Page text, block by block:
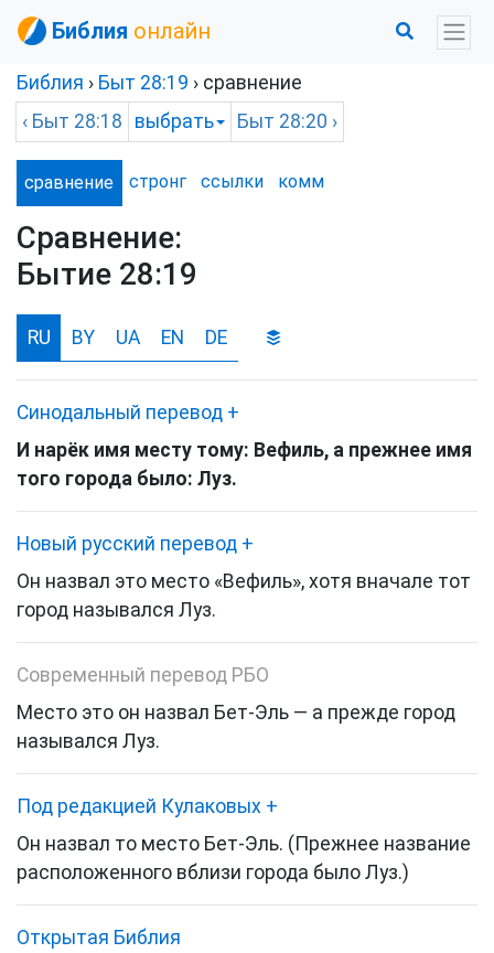
Библия онлайн
Библия › Быт 28:19 › сравнение
‹ Быт 28:18 выбрать Быт 28:20 ›
сравнение стронг ссылки комм
Сравнение:
Бытие 28:19
RU BY UA EN DE
Синодальный перевод +
И нарёк имя месту тому: Вефиль, а прежнее имя
того города было: Луз.
Новый русский перевод +
Он назвал это место «Вефиль», хотя вначале тот
город назывался Луз.
Современный перевод РБО
Место это он назвал Бет-Эль — а прежде город
назывался Луз.
Под редакцией Кулаковых +
Он назвал то место Бет-Эль. (Прежнее название
расположенного вблизи города было Луз.)
Открытая Библия